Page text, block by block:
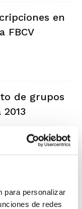
para personalizar
de redes
en
FBCV
de grupos
Lliga